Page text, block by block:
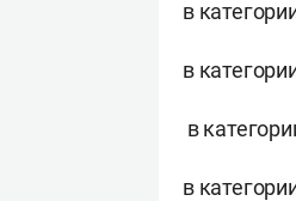
в
в
в
в